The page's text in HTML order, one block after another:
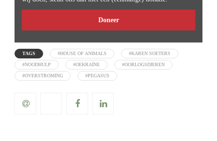
Doneer
TAGS #HOUSE OF ANIMALS #KAREN SOETERS
#NOODHULP #OEKRAÏNE #OORLOGSDIEREN
#OVERSTROMING #PEGASUS